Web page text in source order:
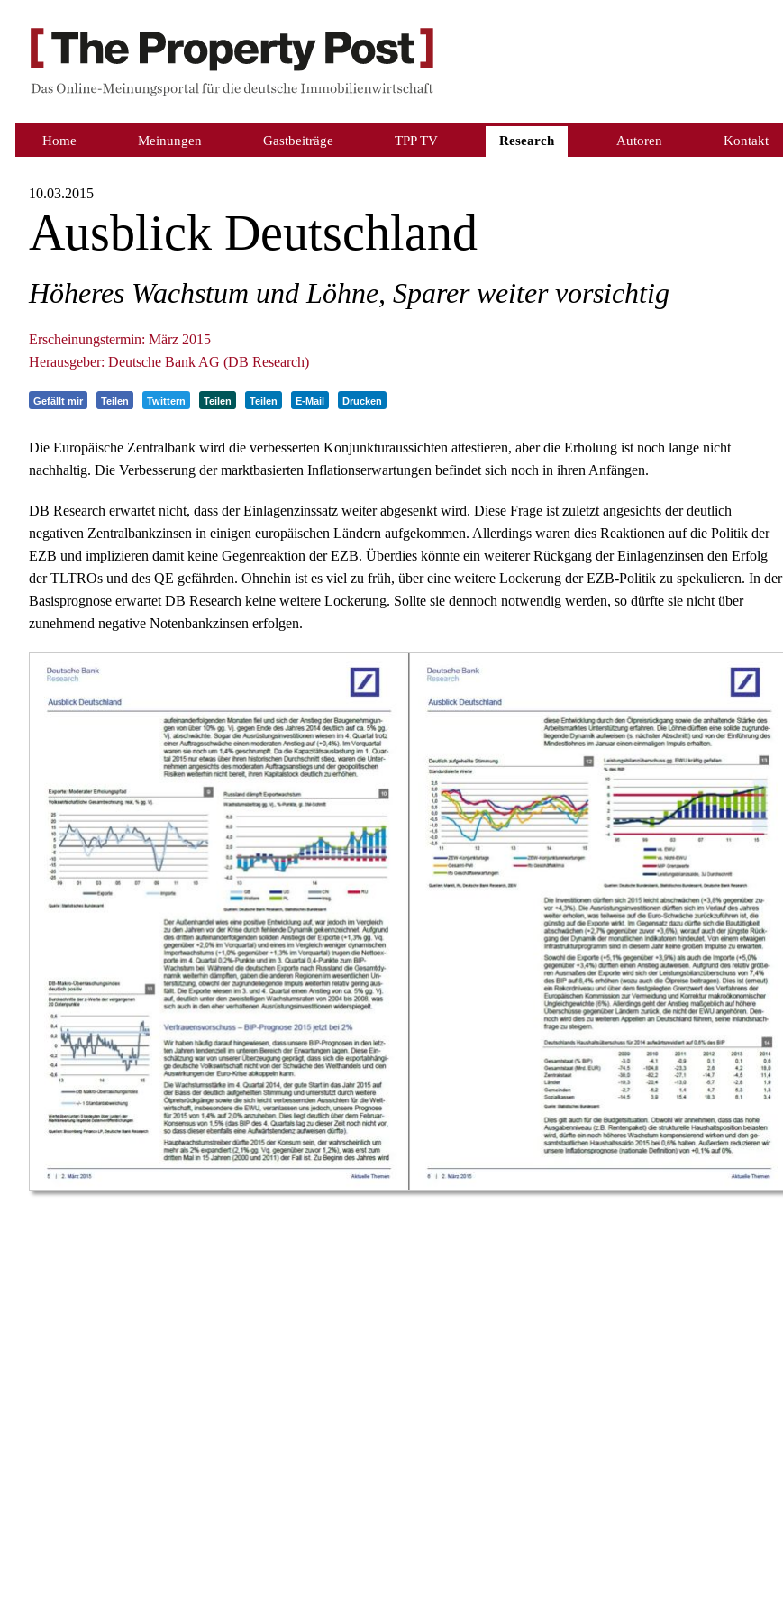
Home Meinungen Gastbeiträge TPP TV Research Autoren Kontakt
10.03.2015
Ausblick Deutschland
Höheres Wachstum und Löhne, Sparer weiter vorsichtig
Erscheinungstermin: März 2015
Herausgeber: Deutsche Bank AG (DB Research)
Gefällt mir Teilen Twittern Teilen Teilen E-Mail Drucken
Die Europäische Zentralbank wird die verbesserten Konjunkturaussichten attestieren, aber die Erholung ist noch lange nicht
nachhaltig. Die Verbesserung der marktbasierten Inflationserwartungen befindet sich noch in ihren Anfängen.
DB Research erwartet nicht, dass der Einlagenzinssatz weiter abgesenkt wird. Diese Frage ist zuletzt angesichts der deutlich
negativen Zentralbankzinsen in einigen europäischen Ländern aufgekommen. Allerdings waren dies Reaktionen auf die Politik der
EZB und implizieren damit keine Gegenreaktion der EZB. Überdies könnte ein weiterer Rückgang der Einlagenzinsen den Erfolg
der TLTROs und des QE gefährden. Ohnehin ist es viel zu früh, über eine weitere Lockerung der EZB-Politik zu spekulieren. In der
Basisprognose erwartet DB Research keine weitere Lockerung. Sollte sie dennoch notwendig werden, so dürfte sie nicht über
zunehmend negative Notenbankzinsen erfolgen.